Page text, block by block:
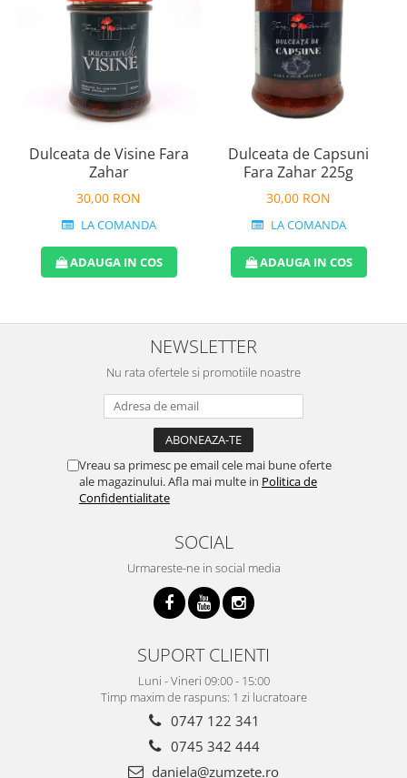
Dulceata de Visine Fara
Zahar
30,00 RON
LA COMANDA
ADAUGA IN COS
Dulceata de Capsuni
Fara Zahar 225g
30,00 RON
LA COMANDA
ADAUGA IN COS
NEWSLETTER
Nu rata ofertele si promotiile noastre
Vreau sa primesc pe email cele mai bune oferte
ale magazinului. Afla mai multe in Politica de
Confidentialitate
SOCIAL
Urmareste-ne in social media
SUPORT CLIENTI
Luni - Vineri 09:00 - 15:00
Timp maxim de raspuns: 1 zi lucratoare
0747 122 341
0745 342 444
daniela@zumzete.ro